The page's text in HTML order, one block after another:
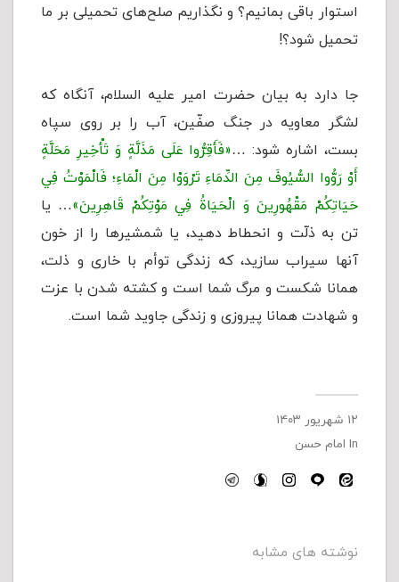
استوار باقی بمانیم؟ و نگذاریم صلح‌های تحمیلی بر ما
تحمیل شود؟!
جا دارد به بیان حضرت امیر علیه السلام، آنگاه كه
لشگر معاويه در جنگ صفّين، آب را بر روی سپاه
بست، اشاره شود: …«فَأَقِرُّوا عَلَى مَذَلَّةٍ وَ تَأْخِيرِ مَحَلَّةٍ
أَوْ رَوُّوا السُّيُوفَ مِنَ الدِّمَاءِ تَرْوَوْا مِنَ الْمَاءِ؛ فَالْمَوْتُ فِي
حَيَاتِكُمْ مَقْهُورِينَ وَ الْحَيَاةُ فِي مَوْتِكُمْ قَاهِرِينَ»… يا
تن به ذلّت و انحطاط دهيد، يا شمشيرها را از خون
آنها سيراب سازيد، که زندگى توأم با خاری و ذلت،
همانا شکست و مرگ شما است و کشته شدن با عزت
و شهادت همانا پیروزی و زندگی جاوید شما است.
۱۲ شهریور ۱۴۰۳
In امام حسن
نوشته های مشابه